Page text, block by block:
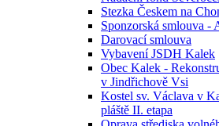
Stezka Českem na
Sponzorská smlouva -
Darovací smlouva
Vybavení JSDH Kalek
Obec Kalek -
v Jindřichově Vsi
Kostel sv. Václava v
pláště II. etapa